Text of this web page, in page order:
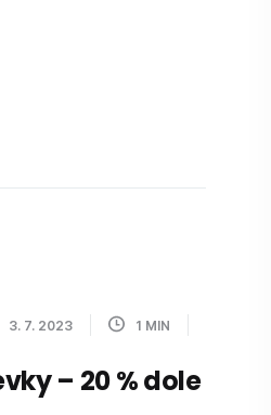
3. 7. 2023 1 MIN
– 20 % dole